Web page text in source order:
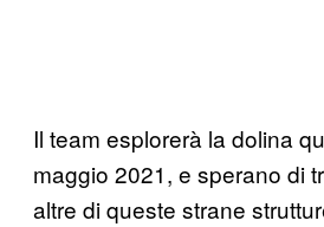
Il team esplorerà la dolina
maggio 2021, e sperano di
altre di queste strane